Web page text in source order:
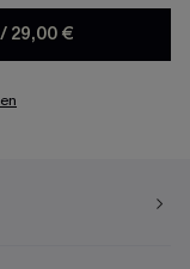
/ 29,00 €